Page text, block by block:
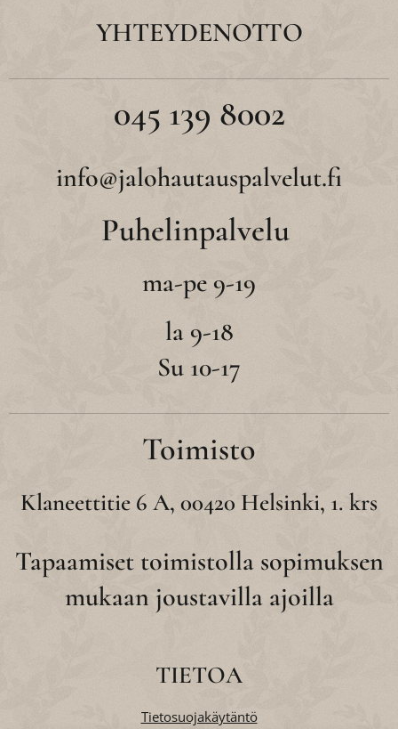
YHTEYDENOTTO
045 139 8002
info@jalohautauspalvelut.fi
Puhelinpalvelu
ma-pe 9-19
la 9-18
Su 10-17
Toimisto
Klaneettitie 6 A, 00420 Helsinki, 1. krs
Tapaamiset toimistolla sopimuksen
mukaan joustavilla ajoilla
TIETOA
Tietosuojakäytäntö